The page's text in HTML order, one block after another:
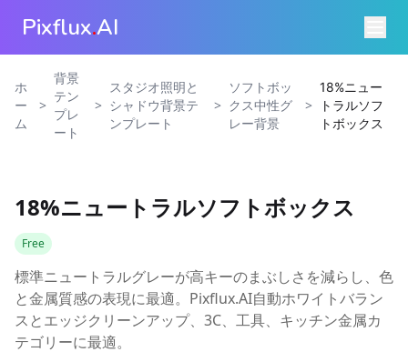
Pixflux.AI
ホ
ー
ム
>
背景
テン
プレ
ート
>
スタジオ照明と
シャドウ背景テ
ンプレート
>
ソフトボッ
クス中性グ
レー背景
>
18%ニュー
トラルソフ
トボックス
18%ニュートラルソフトボックス
Free
標準ニュートラルグレーが高キーのまぶしさを減らし、色
と金属質感の表現に最適。Pixflux.AI自動ホワイトバラン
スとエッジクリーンアップ、3C、工具、キッチン金属カ
テゴリーに最適。